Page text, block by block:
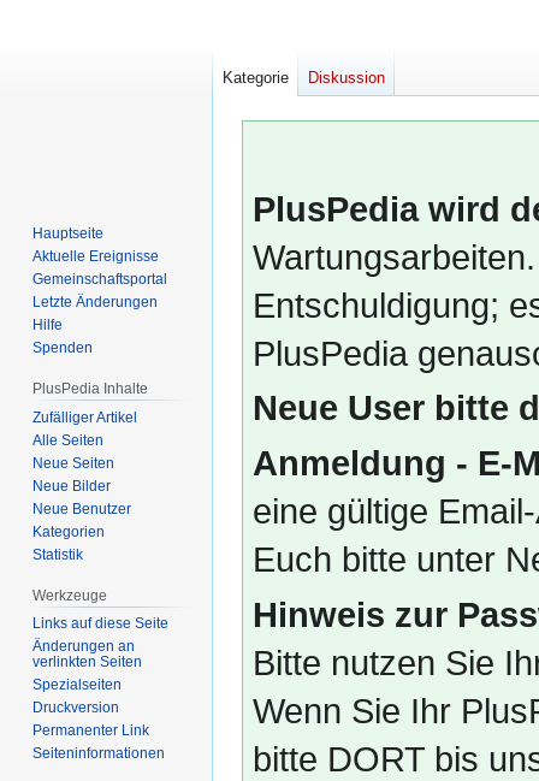
PlusPedia wird
Entschuldigung;
PlusPedia
Neue User bitte
Anmeldung - E-
eine gültige
Euch bitte unter
Hinweis zur
Bitte nutzen Sie
Wenn Sie Ihr
bitte DORT bis
Kategorie Diskussion
Hauptseite
Aktuelle Ereignisse
Gemeinschafts­portal
Letzte Änderungen
Hilfe
Spenden
PlusPedia Inhalte
Zufälliger Artikel
Alle Seiten
Neue Seiten
Neue Bilder
Neue Benutzer
Kategorien
Statistik
Werkzeuge
Links auf diese Seite
Änderungen an
verlinkten Seiten
Spezialseiten
Druckversion
Permanenter Link
Seiten­­informationen